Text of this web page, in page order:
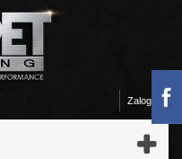
Zaloguj się